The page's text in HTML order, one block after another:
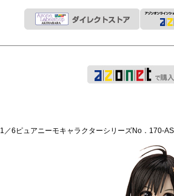
1／6ピュアニーモキャラクターシリーズNo．170-